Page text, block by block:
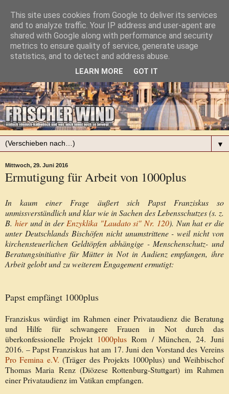
▼
Mittwoch, 29. Juni 2016
Ermutigung für Arbeit von 1000plus
In kaum einer Frage äußert sich Papst Franziskus so
unmissverständlich und klar wie in Sachen des Lebensschutzes (s. z.
B. hierund in der Enzyklika "Laudato si" Nr. 120). Nun hat er die
unter Deutschlands Bischöfen nicht unumstrittene - weil nicht von
kirchensteuerlichen Geldtöpfen abhängige - Menschenschutz- und
Beratungsinitiative für Mütter in Not in Audienz empfangen, ihre
Arbeit gelobt und zu weiterem Engagement ermutigt:
Papst empfängt 1000plus
Franziskus würdigt im Rahmen einer Privataudienz die Beratung
und Hilfe für schwangere Frauen in Not durch das
überkonfessionelle Projekt 1000plus Rom / München, 24. Juni
2016. – Papst Franziskus hat am 17. Juni den Vorstand des Vereins
Pro Femina e.V. (Träger des Projekts 1000plus) und Weihbischof
Thomas Maria Renz (Diözese Rottenburg-Stuttgart) im Rahmen
einer Privataudienz im Vatikan empfangen.
This site uses cookies from Google to deliver its services
and to analyze traffic. Your IP address and user-agent are
shared with Google along with performance and security
metrics to ensure quality of service, generate usage
statistics, and to detect and address abuse.
LEARN MORE GOT IT